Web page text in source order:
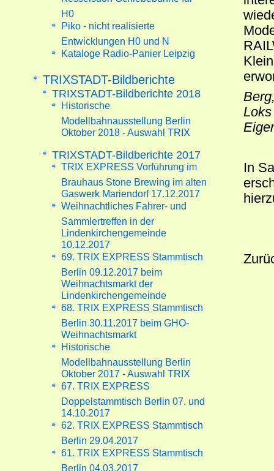
In
H0
Piko - nicht realisierte
Entwicklungen H0 und N
Kataloge Radio-Panier Leipzig
TRIXSTADT-Bildberichte
TRIXSTADT-Bildberichte 2018
Historische
Modellbahnausstellung Berlin
Oktober 2018 - Auswahl TRIX
TRIXSTADT-Bildberichte 2017
TRIX EXPRESS Vorführung im
Brauhaus Stone Brewing im alten
Gaswerk Mariendorf 17.12.2017
Weihnachtliches Fahrer- und
Sammlertreffen in der
Lindenkirchengemeinde
10.12.2017
69. TRIX EXPRESS Stammtisch
Berlin 09.12.2017 beim
Weihnachtsmarkt der
Lindenkirchengemeinde
68. TRIX EXPRESS Stammtisch
Berlin 30.11.2017 beim GHO-
Weihnachtsmarkt
Historische
Modellbahnausstellung Berlin
Oktober 2017 - Auswahl TRIX
67. TRIX EXPRESS
Doppelstammtisch Berlin 07. und
14.10.2017
62. TRIX EXPRESS Stammtisch
Berlin 29.04.2017
61. TRIX EXPRESS Stammtisch
Berlin 04.03.2017